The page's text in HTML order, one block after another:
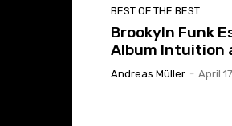
BEST OF THE BEST
Brookyln Funk
Album Intuition
Andreas Müller - April